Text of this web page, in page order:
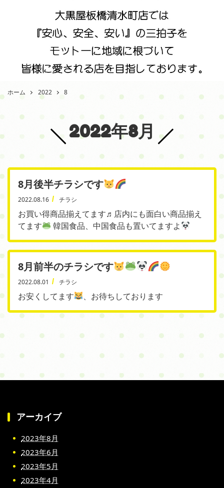
ホーム 2022 8
2022年8月
8月後半チラシです
2022.08.16 チラシ
お買い得商品揃えてます♬店内にも面白い商品揃え
てます
韓国食品、中国食品も置いてますよ
8月前半のチラシです
2022.08.01 チラシ
お安くしてます 、お待ちしております
アーカイブ
2023年8月
2023年6月
2023年5月
2023年4月